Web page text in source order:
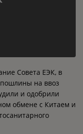
Совета ЕЭК, в
на ввоз
и одобрили
обмене с Китаем и